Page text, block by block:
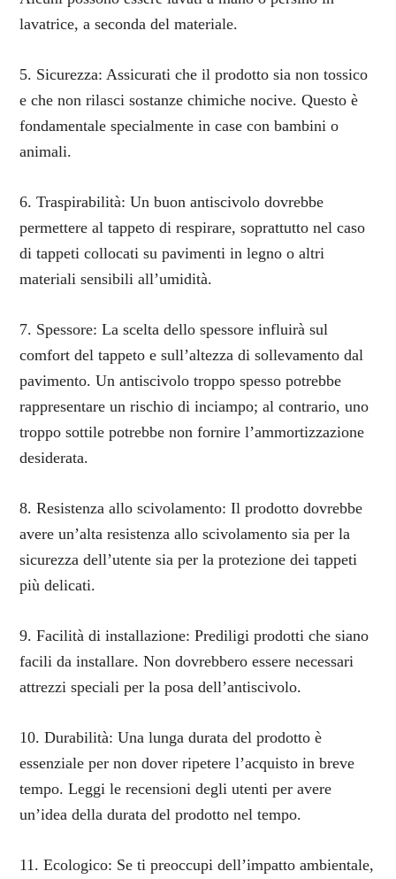
lavatrice, a seconda del materiale.
5. Sicurezza: Assicurati che il prodotto sia non tossico
e che non rilasci sostanze chimiche nocive. Questo è
fondamentale specialmente in case con bambini o
animali.
6. Traspirabilità: Un buon antiscivolo dovrebbe
permettere al tappeto di respirare, soprattutto nel caso
di tappeti collocati su pavimenti in legno o altri
materiali sensibili all’umidità.
7. Spessore: La scelta dello spessore influirà sul
comfort del tappeto e sull’altezza di sollevamento dal
pavimento. Un antiscivolo troppo spesso potrebbe
rappresentare un rischio di inciampo; al contrario, uno
troppo sottile potrebbe non fornire l’ammortizzazione
desiderata.
8. Resistenza allo scivolamento: Il prodotto dovrebbe
avere un’alta resistenza allo scivolamento sia per la
sicurezza dell’utente sia per la protezione dei tappeti
più delicati.
9. Facilità di installazione: Prediligi prodotti che siano
facili da installare. Non dovrebbero essere necessari
attrezzi speciali per la posa dell’antiscivolo.
10. Durabilità: Una lunga durata del prodotto è
essenziale per non dover ripetere l’acquisto in breve
tempo. Leggi le recensioni degli utenti per avere
un’idea della durata del prodotto nel tempo.
11. Ecologico: Se ti preoccupi dell’impatto ambientale,